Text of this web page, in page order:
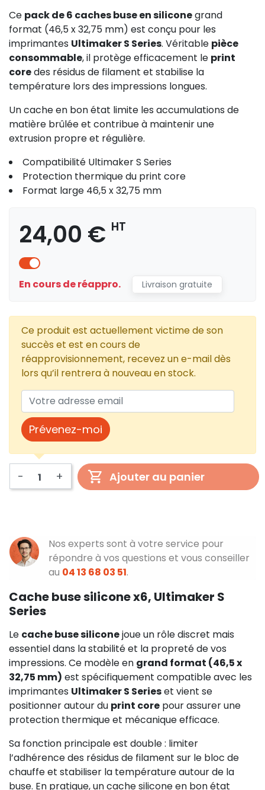
Ce pack de 6 caches buse en siliconegrand
format (46,5 x 32,75 mm) est conçu pour les
imprimantes Ultimaker S Series. Véritable pièce
consommable, il protège efficacement le print
coredes résidus de filament et stabilise la
température lors des impressions longues.
Un cache en bon état limite les accumulations de
matière brûlée et contribue à maintenir une
extrusion propre et régulière.
Compatibilité Ultimaker S Series
Protection thermique du print core
Format large 46,5 x 32,75 mm
24,00 € HT
En cours de réappro. Livraison gratuite
Ce produit est actuellement victime de son
succès et est en cours de
réapprovisionnement, recevez un e-mail dès
lors qu’il rentrera à nouveau en stock.
Prévenez-moi
- + Ajouter au panier
Nos experts sont à votre service pour
répondre à vos questions et vous conseiller
au 04 13 68 03 51.
Cache buse silicone x6, Ultimaker S
Series
Le cache buse siliconejoue un rôle discret mais
essentiel dans la stabilité et la propreté de vos
impressions. Ce modèle en grand format (46,5 x
32,75 mm) est spécifiquement compatible avec les
imprimantes Ultimaker S Serieset vient se
positionner autour du print core pour assurer une
protection thermique et mécanique efficace.
Sa fonction principale est double : limiter
l’adhérence des résidus de filament sur le bloc de
chauffe et stabiliser la température autour de la
buse. En pratique, un cache silicone en bon état